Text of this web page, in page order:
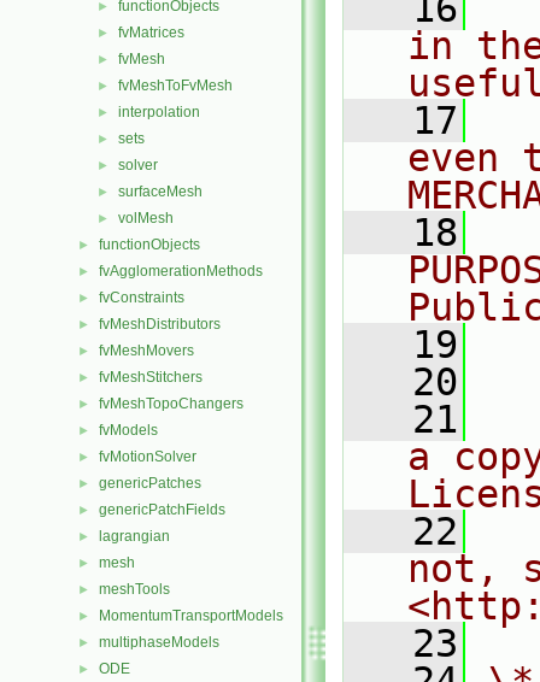
► functionObjects
► fvMatrices
► fvMesh
► fvMeshToFvMesh
► interpolation
► sets
► solver
► surfaceMesh
► volMesh
► functionObjects
► fvAgglomerationMethods
► fvConstraints
► fvMeshDistributors
► fvMeshMovers
► fvMeshStitchers
► fvMeshTopoChangers
► fvModels
► fvMotionSolver
► genericPatches
► genericPatchFields
► lagrangian
► mesh
► meshTools
► MomentumTransportModels
► multiphaseModels
► ODE
in
   17
even
   18
   19
   20
   21
a
   22
not,
   23